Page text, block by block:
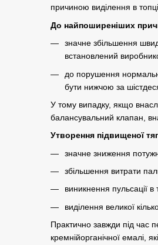
причиною виділення в
До найпоширеніших
значне збільшення
встановлений
до порушення
бути нижчою за
У тому випадку, якщо
балансувальний клапан,
Утворення підвищеної
значне зниження
збільшення витрати
виникнення пульсації в
виділення великої
Практично завжди під час
кремнійорганічної емалі,